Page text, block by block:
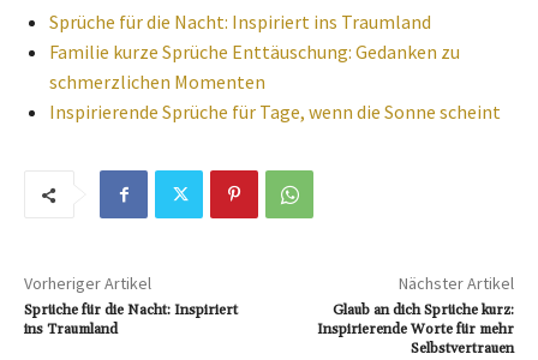
Sprüche für die Nacht: Inspiriert ins Traumland
Familie kurze Sprüche Enttäuschung: Gedanken zu
schmerzlichen Momenten
Inspirierende Sprüche für Tage, wenn die Sonne scheint
Vorheriger Artikel
Sprüche für die Nacht: Inspiriert
ins Traumland
Nächster Artikel
Glaub an dich Sprüche kurz:
Inspirierende Worte für mehr
Selbstvertrauen